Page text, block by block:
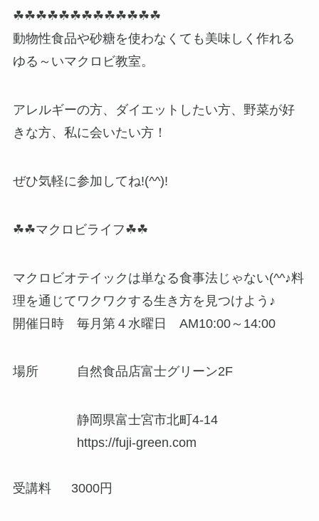
☘☘☘☘☘☘☘☘☘☘☘☘☘
動物性食品や砂糖を使わなくても美味しく作れる
ゆる～いマクロビ教室。
アレルギーの方、ダイエットしたい方、野菜が好
きな方、私に会いたい方！
ぜひ気軽に参加してね!(^^)!
☘☘マクロビライフ☘☘
マクロビオテイックは単なる食事法じゃない(^^♪料
理を通じてワクワクする生き方を見つけよう♪
開催日時 毎月第４水曜日 AM10:00～14:00
場所 自然食品店富士グリーン2F
静岡県富士宮市北町4-14
https://fuji-green.com
受講料 3000円